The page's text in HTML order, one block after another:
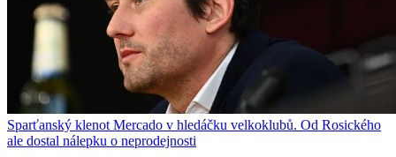
Sparťanský klenot Mercado v hledáčku velkoklubů. Od Rosického
ale dostal nálepku o neprodejnosti